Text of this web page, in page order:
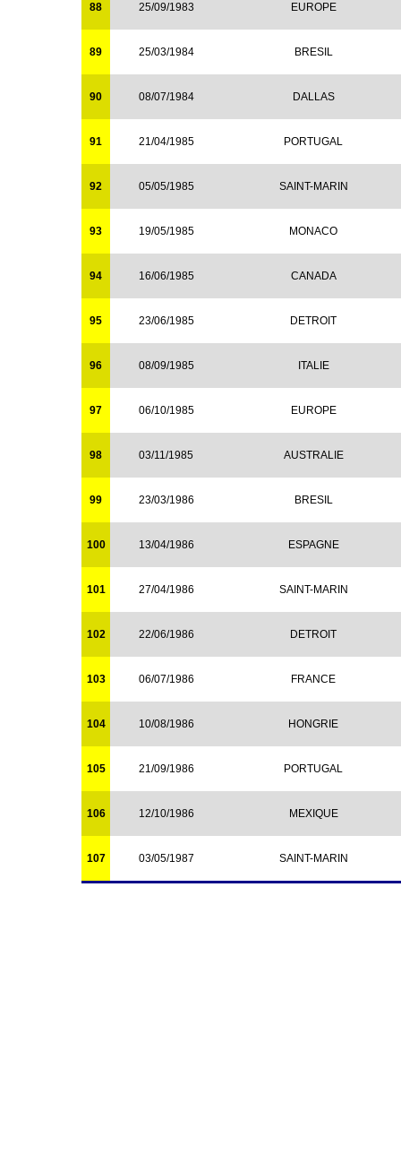
88 25/09/1983 EUROPE
89 25/03/1984 BRESIL
90 08/07/1984 DALLAS
91 21/04/1985 PORTUGAL
92 05/05/1985 SAINT-MARIN
93 19/05/1985 MONACO
94 16/06/1985 CANADA
95 23/06/1985 DETROIT
96 08/09/1985 ITALIE
97 06/10/1985 EUROPE
98 03/11/1985 AUSTRALIE
99 23/03/1986 BRESIL
100 13/04/1986 ESPAGNE
101 27/04/1986 SAINT-MARIN
102 22/06/1986 DETROIT
103 06/07/1986 FRANCE
104 10/08/1986 HONGRIE
105 21/09/1986 PORTUGAL
106 12/10/1986 MEXIQUE
107 03/05/1987 SAINT-MARIN